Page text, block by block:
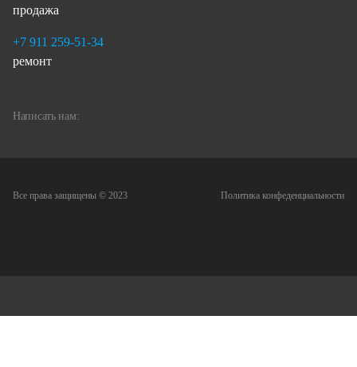
продажа
+7 911 259-51-34
ремонт
Написать нам:
Все права защищены © 2023 Политика конфеденциальности